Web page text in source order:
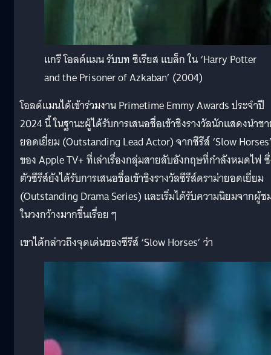
แกรี โอลด์แมน รับบท ซิเรียส แบล็ก ใน ‘Harry Potter
and the Prisoner of Azkaban’ (2004)
โอลด์แมนได้เข้าร่วมงาน Primetime Emmy Awards ประจำปี
2024 นี้ ในฐานะผู้ได้รับการเสนอชื่อเข้าชิงรางวัลนักแสดงนำช
ยอดเยี่ยม (Outstanding Lead Actor) จากซีรีส์ ‘Slow
ของ Apple TV+ ที่เล่าเรื่องกลุ่มสายลับอังกฤษที่กำลังหมดไฟ
ตัวซีรีส์ยังได้รับการเสนอชื่อเข้าชิงรางวัลซีรีส์ดราม่ายอดเยี่ยม
(Outstanding Drama Series) และเริ่มได้รับความนิยมจากผู้ช
ในวงกว้างมากขึ้นเรื่อย ๆ
เขาได้กล่าวถึงจุดเด่นของซีรีส์ ‘Slow Horses’ ว่า